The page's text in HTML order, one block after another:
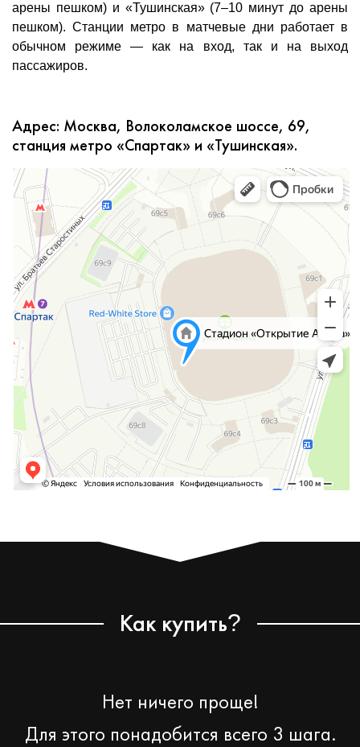
арены пешком) и «Тушинская» (7–10 минут до арены
пешком). Станции метро в матчевые дни работает в
обычном режиме — как на вход, так и на выход
пассажиров.
Адрес: Москва, Волоколамское шоссе, 69,
станция метро «Спартак» и «Тушинская».
Как купить?
Нет ничего проще!
Для этого понадобится всего 3 шага.